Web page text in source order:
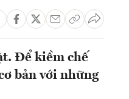
Để kiềm chế
bản với những